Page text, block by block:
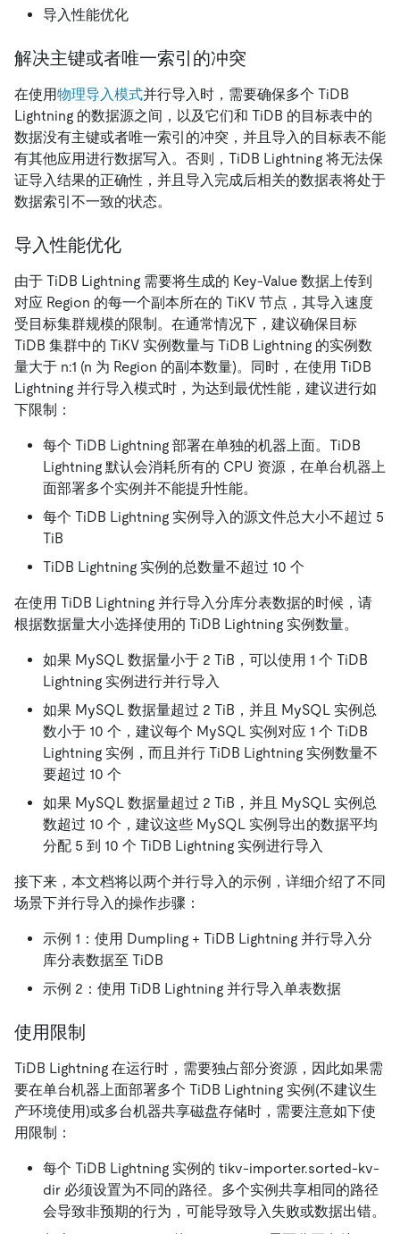
导入性能优化
解决主键或者唯一索引的冲突
在使用物理导入模式并行导入时，需要确保多个 TiDB
Lightning 的数据源之间，以及它们和 TiDB 的目标表中的
数据没有主键或者唯一索引的冲突，并且导入的目标表不能
有其他应用进行数据写入。否则，TiDB Lightning 将无法保
证导入结果的正确性，并且导入完成后相关的数据表将处于
数据索引不一致的状态。
导入性能优化
由于 TiDB Lightning 需要将生成的 Key-Value 数据上传到
对应 Region 的每一个副本所在的 TiKV 节点，其导入速度
受目标集群规模的限制。在通常情况下，建议确保目标
TiDB 集群中的 TiKV 实例数量与 TiDB Lightning 的实例数
量大于 n:1 (n 为 Region 的副本数量)。同时，在使用 TiDB
Lightning 并行导入模式时，为达到最优性能，建议进行如
下限制：
每个 TiDB Lightning 部署在单独的机器上面。TiDB
Lightning 默认会消耗所有的 CPU 资源，在单台机器上
面部署多个实例并不能提升性能。
每个 TiDB Lightning 实例导入的源文件总大小不超过 5
TiB
TiDB Lightning 实例的总数量不超过 10 个
在使用 TiDB Lightning 并行导入分库分表数据的时候，请
根据数据量大小选择使用的 TiDB Lightning 实例数量。
如果 MySQL 数据量小于 2 TiB，可以使用 1 个 TiDB
Lightning 实例进行并行导入
如果 MySQL 数据量超过 2 TiB，并且 MySQL 实例总
数小于 10 个，建议每个 MySQL 实例对应 1 个 TiDB
Lightning 实例，而且并行 TiDB Lightning 实例数量不
要超过 10 个
如果 MySQL 数据量超过 2 TiB，并且 MySQL 实例总
数超过 10 个，建议这些 MySQL 实例导出的数据平均
分配 5 到 10 个 TiDB Lightning 实例进行导入
接下来，本文档将以两个并行导入的示例，详细介绍了不同
场景下并行导入的操作步骤：
示例 1：使用 Dumpling + TiDB Lightning 并行导入分
库分表数据至 TiDB
示例 2：使用 TiDB Lightning 并行导入单表数据
使用限制
TiDB Lightning 在运行时，需要独占部分资源，因此如果需
要在单台机器上面部署多个 TiDB Lightning 实例(不建议生
产环境使用)或多台机器共享磁盘存储时，需要注意如下使
用限制：
每个 TiDB Lightning 实例的 tikv-importer.sorted-kv-
dir 必须设置为不同的路径。多个实例共享相同的路径
会导致非预期的行为，可能导致导入失败或数据出错。